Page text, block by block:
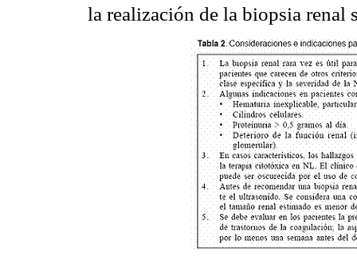
la realización de la biopsia renal